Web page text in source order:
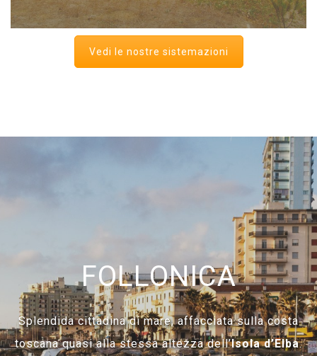
Vedi le nostre sistemazioni
FOLLONICA
Splendida cittadina di mare, affacciata sulla costa
toscana quasi alla stessa altezza dell’Isola d’Elba.